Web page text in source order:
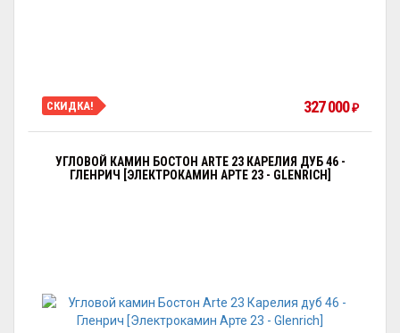
СКИДКА! 327 000₽
УГЛОВОЙ КАМИН БОСТОН ARTE 23 КАРЕЛИЯ ДУБ 46 -
ГЛЕНРИЧ [ЭЛЕКТРОКАМИН АРТЕ 23 - GLENRICH]